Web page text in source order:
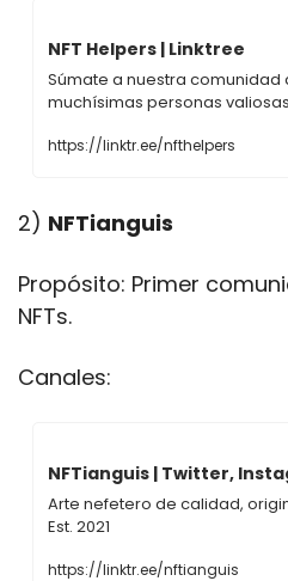
NFT Helpers | Linktree
Súmate a nuestra
muchísimas personas
https://linktr.ee/nfthelpers
2) NFTianguis
Propósito: Primer
NFTs.
Canales:
NFTianguis | Twitter,
Arte nefetero de calidad,
Est. 2021
https://linktr.ee/nftianguis